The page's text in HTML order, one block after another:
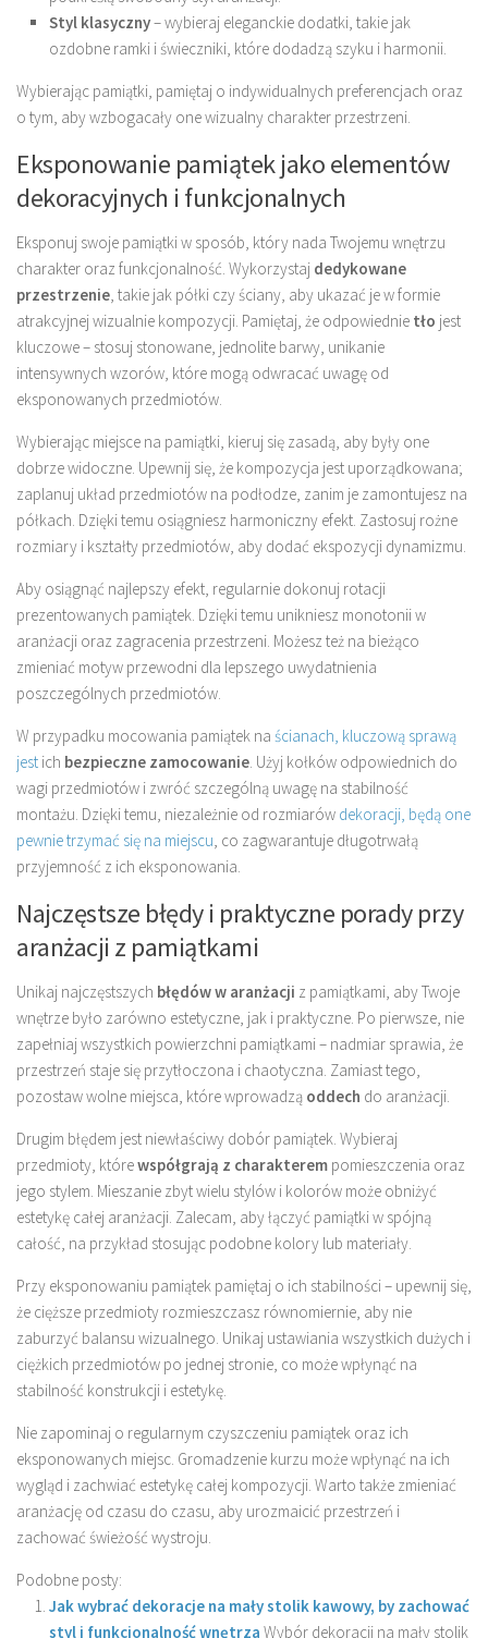
Styl klasyczny– wybieraj eleganckie dodatki, takie jak
ozdobne ramki i świeczniki, które dodadzą szyku i harmonii.
Wybierając pamiątki, pamiętaj o indywidualnych preferencjach oraz
o tym, aby wzbogacały one wizualny charakter przestrzeni.
Eksponowanie pamiątek jako elementów
dekoracyjnych i funkcjonalnych
Eksponuj swoje pamiątki w sposób, który nada Twojemu wnętrzu
charakter oraz funkcjonalność. Wykorzystaj dedykowane
przestrzenie , takie jak półki czy ściany, aby ukazać je w formie
atrakcyjnej wizualnie kompozycji. Pamiętaj, że odpowiednie tło jest
kluczowe – stosuj stonowane, jednolite barwy, unikanie
intensywnych wzorów, które mogą odwracać uwagę od
eksponowanych przedmiotów.
Wybierając miejsce na pamiątki, kieruj się zasadą, aby były one
dobrze widoczne. Upewnij się, że kompozycja jest uporządkowana;
zaplanuj układ przedmiotów na podłodze, zanim je zamontujesz na
półkach. Dzięki temu osiągniesz harmoniczny efekt. Zastosuj rożne
rozmiary i kształty przedmiotów, aby dodać ekspozycji dynamizmu.
Aby osiągnąć najlepszy efekt, regularnie dokonuj rotacji
prezentowanych pamiątek. Dzięki temu unikniesz monotonii w
aranżacji oraz zagracenia przestrzeni. Możesz też na bieżąco
zmieniać motyw przewodni dla lepszego uwydatnienia
poszczególnych przedmiotów.
W przypadku mocowania pamiątek na ścianach, kluczową sprawą
jest ich bezpieczne zamocowanie . Użyj kołków odpowiednich do
wagi przedmiotów i zwróć szczególną uwagę na stabilność
montażu. Dzięki temu, niezależnie od rozmiarów dekoracji, będą one
pewnie trzymać się na miejscu , co zagwarantuje długotrwałą
przyjemność z ich eksponowania.
Najczęstsze błędy i praktyczne porady przy
aranżacji z pamiątkami
Unikaj najczęstszych błędów w aranżacji z pamiątkami, aby Twoje
wnętrze było zarówno estetyczne, jak i praktyczne. Po pierwsze, nie
zapełniaj wszystkich powierzchni pamiątkami – nadmiar sprawia, że
przestrzeń staje się przytłoczona i chaotyczna. Zamiast tego,
pozostaw wolne miejsca, które wprowadzą oddech do aranżacji.
Drugim błędem jest niewłaściwy dobór pamiątek. Wybieraj
przedmioty, którewspółgrają z charakterem pomieszczenia oraz
jego stylem. Mieszanie zbyt wielu stylów i kolorów może obniżyć
estetykę całej aranżacji. Zalecam, aby łączyć pamiątki w spójną
całość, na przykład stosując podobne kolory lub materiały.
Przy eksponowaniu pamiątek pamiętaj o ich stabilności – upewnij się,
że cięższe przedmioty rozmieszczasz równomiernie, aby nie
zaburzyć balansu wizualnego. Unikaj ustawiania wszystkich dużych i
ciężkich przedmiotów po jednej stronie, co może wpłynąć na
stabilność konstrukcji i estetykę.
Nie zapominaj o regularnym czyszczeniu pamiątek oraz ich
eksponowanych miejsc. Gromadzenie kurzu może wpłynąć na ich
wygląd i zachwiać estetykę całej kompozycji. Warto także zmieniać
aranżację od czasu do czasu, aby urozmaicić przestrzeń i
zachować świeżość wystroju.
Podobne posty:
Jak wybrać dekoracje na mały stolik kawowy, by zachować
styl i funkcjonalność wnętrza Wybór dekoracji na mały stolik